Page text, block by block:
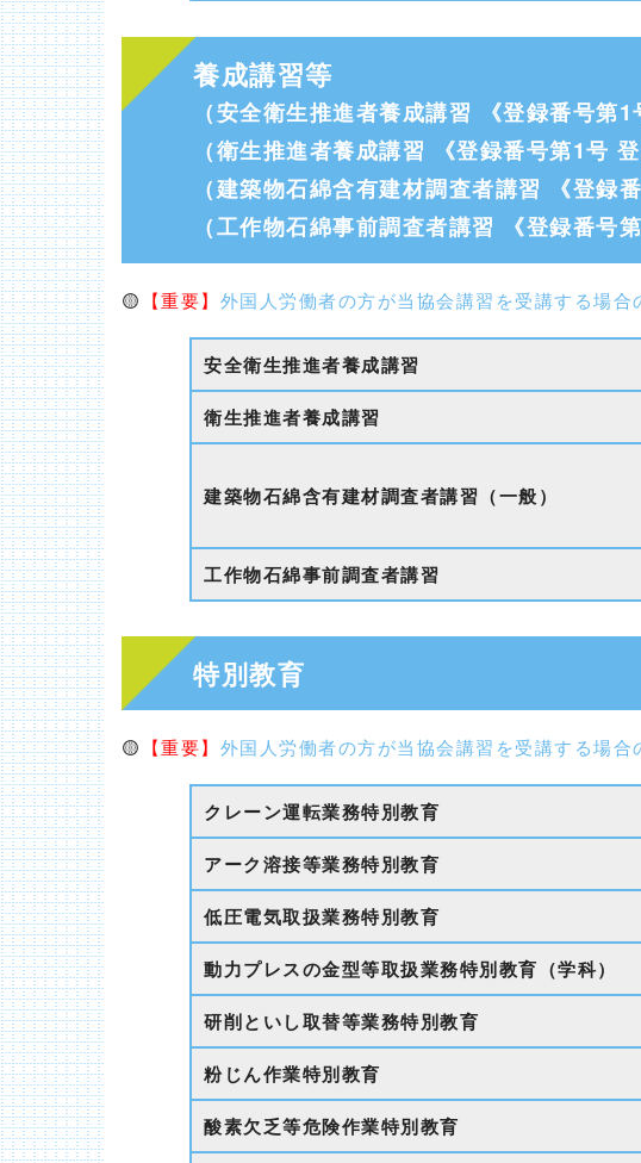
養成講習等
（安全衛生推進者養成講習 《登録番号第
（衛生推進者養成講習 《登録番号第1号
（建築物石綿含有建材調査者講習 《登録
（工作物石綿事前調査者講習 《登録番号
🟡 【重要】 外国人労働者の方が当協会講習を受講する場合
安全衛生推進者養成講習
衛生推進者養成講習
建築物石綿含有建材調査者講習（一般）
工作物石綿事前調査者講習
特別教育
🟡 【重要】 外国人労働者の方が当協会講習を受講する場合
クレーン運転業務特別教育
アーク溶接等業務特別教育
低圧電気取扱業務特別教育
動力プレスの金型等取扱業務特別教育（学科）
研削といし取替等業務特別教育
粉じん作業特別教育
酸素欠乏等危険作業特別教育